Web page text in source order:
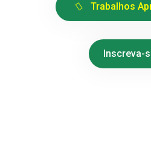
Trabalhos
Inscreva-